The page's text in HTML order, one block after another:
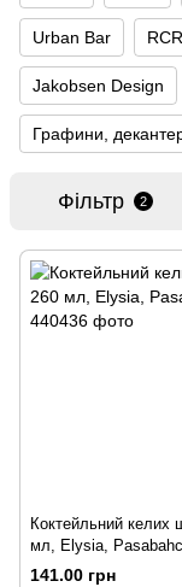
Urban Bar RCR
Jakobsen Design
Графини,
Фільтр 2
Коктейльний келих
мл, Elysia,
141.00 грн